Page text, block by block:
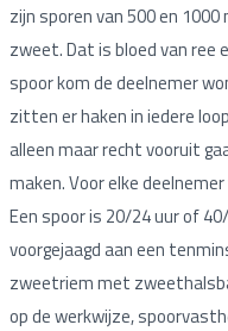
zijn sporen van 500 en
zweet. Dat is bloed van ree
spoor kom de deelnemer
zitten er haken in iedere
alleen maar recht vooruit
maken. Voor elke
Een spoor is 20/24 uur of
voorgejaagd aan een
zweetriem met
op de werkwijze,